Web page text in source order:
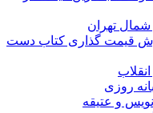
تهران
قیمت گذاری کتاب دست
روزی
و عتیقه